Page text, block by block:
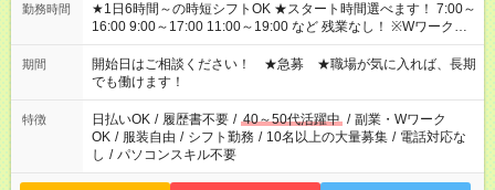
勤務時間
★1日6時間～の時短シフトOK ★スタート時間選べます！ 7:00～
16:00 9:00～17:00 11:00～19:00 など 残業なし！ ※Wワークの
場合、他のお仕事と合わせ週40時間超の就業はご案内できませ
ん ※法令に基づき、週20時間以上勤務は社会保険への加入対象
となります ※労働者派遣法（日雇い派遣の原則禁止）により、
短時間・短期間の就業はご案内が難しい場合があります
期間
開始日はご相談ください！ ★急募 ★職場が気に入れば、長期
でも働けます！
特徴 日払いOK / 履歴書不要 / 40～50代活躍中 / 副業・Wワーク
OK / 服装自由 / シフト勤務 / 10名以上の大量募集 / 電話対応な
し / パソコンスキル不要